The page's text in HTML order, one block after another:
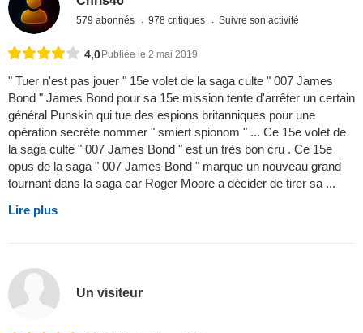
579 abonnés 978 critiques Suivre son activité
4,0 Publiée le 2 mai 2019
" Tuer n'est pas jouer " 15e volet de la saga culte " 007 James
Bond " James Bond pour sa 15e mission tente d'arrêter un certain
général Punskin qui tue des espions britanniques pour une
opération secrète nommer " smiert spionom " ... Ce 15e volet de
la saga culte " 007 James Bond " est un très bon cru . Ce 15e
opus de la saga " 007 James Bond " marque un nouveau grand
tournant dans la saga car Roger Moore a décider de tirer sa ...
Lire plus
Un visiteur